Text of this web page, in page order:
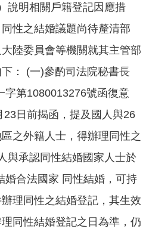
說明相關戶籍登記因應措
性之結婚議題尚待釐清部
陸委員會等機關就其主管部
： (一)參酌司法院秘書長
字第1080013276號函復意
23日前揭函，提及國人與26
之外籍人士，得辦理同性之
與承認同性結婚國家人士於
婚合法國家 同性結婚，可持
理同性之結婚登記，其生效
同性結婚登記之日為準，仍